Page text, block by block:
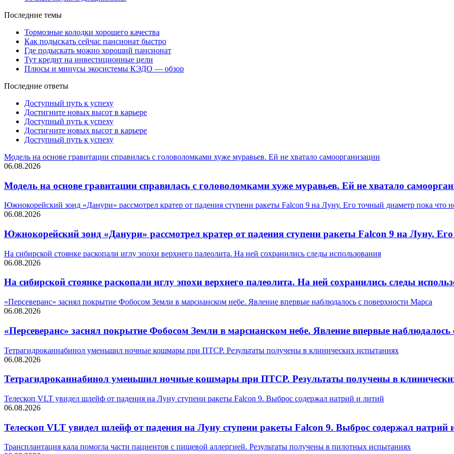
Последние темы
Тормозные колодки хорошего качества
Как подыскать сейчас пансионат быстро
Где подыскать можно хороший пансионат
Тут кредит на инвестиционные цели
Плюсы и минусы экосистемы КЭДО — обзор
Последние ответы
Доступный путь к успеху
Достигните новых высот в карьере
Доступный путь к успеху
Достигните новых высот в карьере
Доступный путь к успеху
Модель на основе гравитации справилась с головоломками хуже муравьев. Ей не хватало самоорганизации
06.08.2026
Модель на основе гравитации справилась с головоломками хуже муравьев. Ей не хватало
Южнокорейский зонд «Данури» рассмотрел кратер от падения ступени ракеты Falcon 9 на Луну. Его точный диаметр пока что
06.08.2026
Южнокорейский зонд «Данури» рассмотрел кратер от падения ступени ракеты Falcon 9 на Луну.
На сибирской стоянке раскопали иглу эпохи верхнего палеолита. На ней сохранились следы использования
06.08.2026
На сибирской стоянке раскопали иглу эпохи верхнего палеолита. На ней сохранились следы
«Персеверанс» заснял покрытие Фобосом Земли в марсианском небе. Явление впервые наблюдалось с поверхности Марса
06.08.2026
«Персеверанс» заснял покрытие Фобосом Земли в марсианском небе. Явление впервые наблюдалось
Тетрагидроканнабинол уменьшил ночные кошмары при ПТСР. Результаты получены в клинических испытаниях
06.08.2026
Тетрагидроканнабинол уменьшил ночные кошмары при ПТСР. Результаты получены в
Телескоп VLT увидел шлейф от падения на Луну ступени ракеты Falcon 9. Выброс содержал натрий и литий
06.08.2026
Телескоп VLT увидел шлейф от падения на Луну ступени ракеты Falcon 9. Выброс содержал натрий
Трансплантация кала помогла части пациентов с пищевой аллергией. Результаты получены в пилотных испытаниях